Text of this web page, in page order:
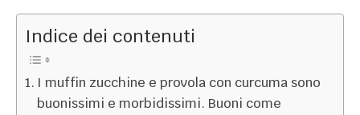
Indice dei contenuti
I muffin zucchine e provola con curcuma sono
buonissimi e morbidissimi. Buoni come